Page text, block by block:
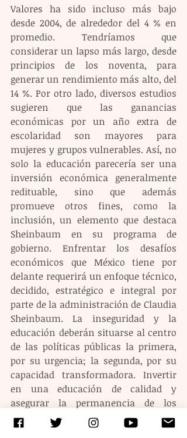
Valores ha sido incluso más bajo
desde 2004, de alrededor del 4 % en
promedio. Tendríamos que
considerar un lapso más largo, desde
principios de los noventa, para
generar un rendimiento más alto, del
14 %. Por otro lado, diversos estudios
sugieren que las ganancias
económicas por un año extra de
escolaridad son mayores para
mujeres y grupos vulnerables. Así, no
solo la educación parecería ser una
inversión económica generalmente
redituable, sino que además
promueve otros fines, como la
inclusión, un elemento que destaca
Sheinbaum en su programa de
gobierno. Enfrentar los desafíos
económicos que México tiene por
delante requerirá un enfoque técnico,
decidido, estratégico e integral por
parte de la administración de Claudia
Sheinbaum. La inseguridad y la
educación deberán situarse al centro
de las políticas públicas la primera,
por su urgencia; la segunda, por su
capacidad transformadora. Invertir
en una educación de calidad y
asegurar la permanencia de los
jóvenes en la escuela no solo
fomenta mayores ingresos y mejores